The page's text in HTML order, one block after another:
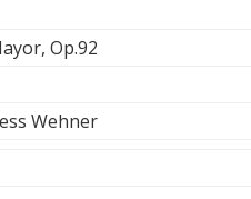
Op.92
Wehner